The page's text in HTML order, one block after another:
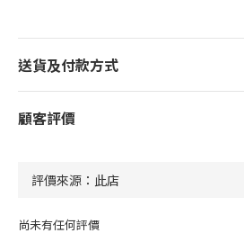
送貨及付款方式
顧客評價
尚未有任何評價